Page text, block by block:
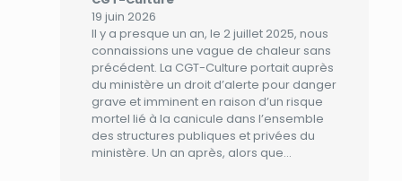
19 juin 2026
Il y a presque un an, le 2 juillet 2025, nous
connaissions une vague de chaleur sans
précédent. La CGT-Culture portait auprès
du ministère un droit d’alerte pour danger
grave et imminent en raison d’un risque
mortel lié à la canicule dans l’ensemble
des structures publiques et privées du
ministère. Un an après, alors que…